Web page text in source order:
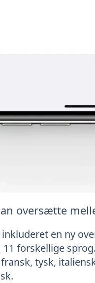
oversætte
inkluderet en ny
forskellige
tysk,